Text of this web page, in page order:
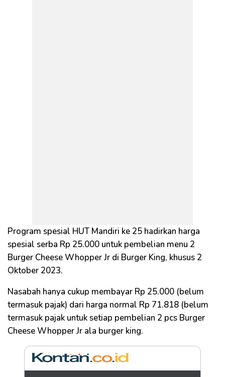
Program spesial HUT Mandiri ke 25 hadirkan harga
spesial serba Rp 25.000 untuk pembelian menu 2
Burger Cheese Whopper Jr di Burger King, khusus 2
Oktober 2023.
Nasabah hanya cukup membayar Rp 25.000 (belum
termasuk pajak) dari harga normal Rp 71.818 (belum
termasuk pajak untuk setiap pembelian 2 pcs Burger
Cheese Whopper Jr ala burger king.